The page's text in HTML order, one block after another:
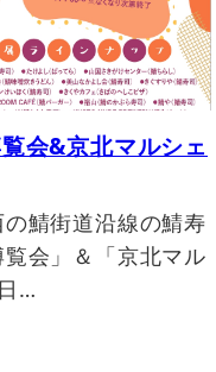
会&京北マルシェ
鯖街道沿線の鯖寿
会」＆「京北マル
…